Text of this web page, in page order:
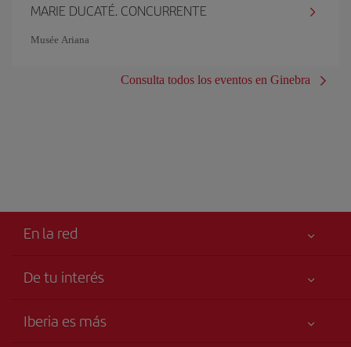
MARIE DUCATÉ. CONCURRENTE
Musée Ariana
Consulta todos los eventos en Ginebra
En la red
De tu interés
Accesibilidad
Iberia es más